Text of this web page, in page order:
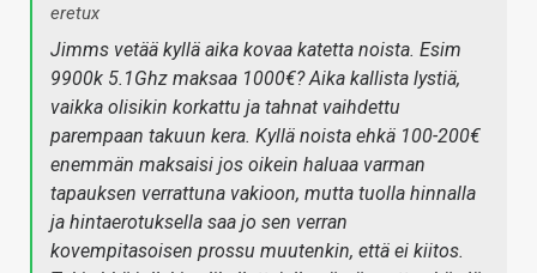
eretux
Jimms vetää kyllä aika kovaa katetta noista. Esim
9900k 5.1Ghz maksaa 1000€? Aika kallista lystiä,
vaikka olisikin korkattu ja tahnat vaihdettu
parempaan takuun kera. Kyllä noista ehkä 100-200€
enemmän maksaisi jos oikein haluaa varman
tapauksen verrattuna vakioon, mutta tuolla hinnalla
ja hintaerotuksella saa jo sen verran
kovempitasoisen prossu muutenkin, että ei kiitos.